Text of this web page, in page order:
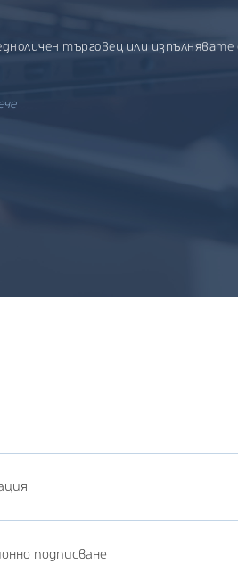
търговец или изпълнявате
подписване